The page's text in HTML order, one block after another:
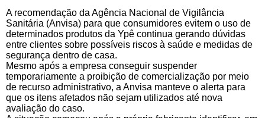
A recomendação da Agência Nacional de Vigilância
Sanitária (Anvisa) para que consumidores evitem o uso de
determinados produtos da Ypê continua gerando dúvidas
entre clientes sobre possíveis riscos à saúde e medidas de
segurança dentro de casa.
Mesmo após a empresa conseguir suspender
temporariamente a proibição de comercialização por meio
de recurso administrativo, a Anvisa manteve o alerta para
que os itens afetados não sejam utilizados até nova
avaliação do caso.